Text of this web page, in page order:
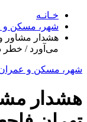
خـانـه
شهر، مسکن و
هشدار مشاور
می‌آورد / خطر
شهر، مسکن و
هشدار